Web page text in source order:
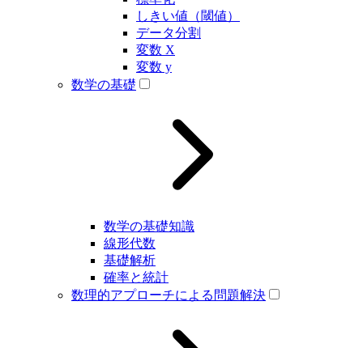
しきい値（閾値）
データ分割
変数 X
変数 y
数学の基礎
数学の基礎知識
線形代数
基礎解析
確率と統計
数理的アプローチによる問題解決